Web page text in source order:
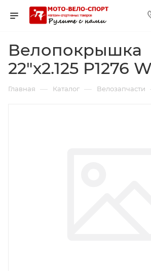
Велопокрышка
22"х2.125 P1276
Главная — Каталог — Велозапчасти